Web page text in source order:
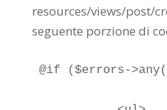
resources/views/post/
seguente porzione di
@if ($errors-